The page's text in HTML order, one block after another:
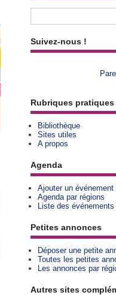
Suivez-nous !
Rubriques pratiques
Bibliothèque
Sites utiles
A propos
Agenda
Ajouter un événement
Agenda par régions
Liste des événements
Petites annonces
Déposer une petite
Toutes les petites
Les annonces par
Autres sites